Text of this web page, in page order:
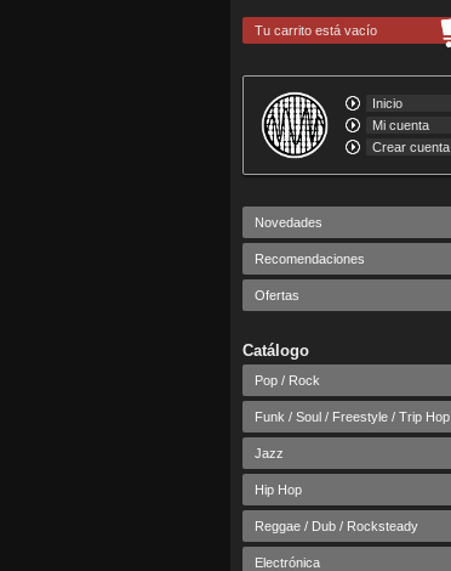
Tu carrito está vacío
Inicio
Mi cuenta
Crear cuenta
Novedades
Recomendaciones
Ofertas
Catálogo
Pop / Rock
Funk / Soul / Freestyle / Trip Hop
Jazz
Hip Hop
Reggae / Dub / Rocksteady
Electrónica